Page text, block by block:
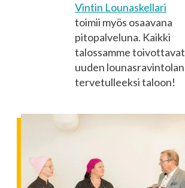
Vintin Lounaskellari
toimii myös osaavana
pitopalveluna. Kaikki
talossamme toivottavat
uuden lounasravintolan
tervetulleeksi taloon!